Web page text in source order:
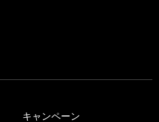
キャンペーン